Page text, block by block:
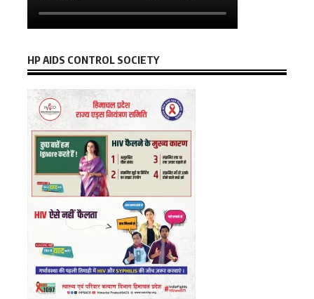
HP AIDS CONTROL SOCIETY